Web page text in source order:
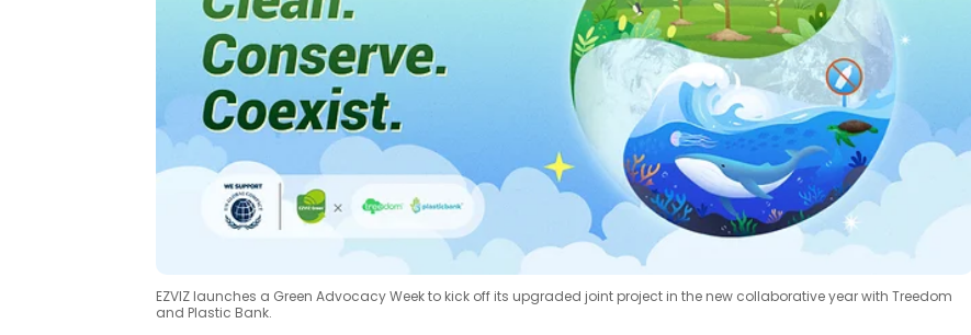
EZVIZ launches a Green Advocacy Week to kick off its upgraded joint project in the new collaborative year with Treedom
and Plastic Bank.